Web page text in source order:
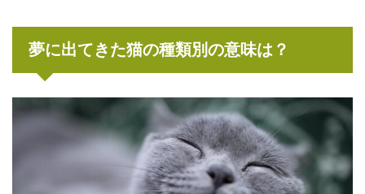
夢に出てきた猫の種類別の意味は？